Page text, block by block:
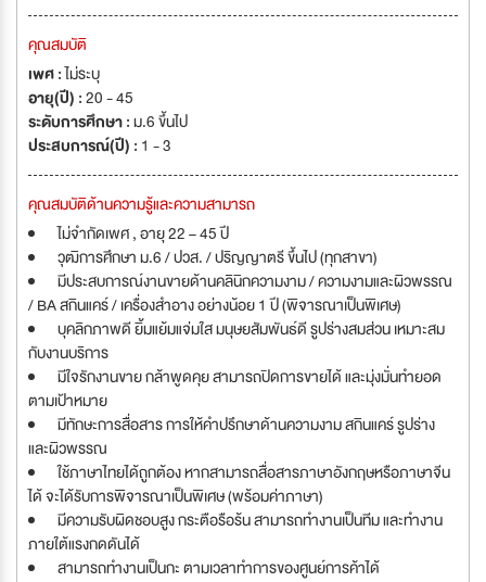
คุณสมบัติ
เพศ :ไม่ระบุ
อายุ(ปี) :20 - 45
ระดับการศึกษา :ม.6 ขึ้นไป
ประสบการณ์(ปี) : 1 - 3
คุณสมบัติด้านความรู้และความสามารถ
ไม่จำกัดเพศ , อายุ 22 – 45 ปี
วุฒิการศึกษา ม.6 / ปวส. / ปริญญาตรี ขึ้นไป (ทุกสาขา)
มีประสบการณ์งานขายด้านคลินิกความงาม / ความงามและผิวพรรณ
/ BA สกินแคร์ / เครื่องสำอาง อย่างน้อย 1 ปี (พิจารณาเป็นพิเศษ)
บุคลิกภาพดี ยิ้มแย้มแจ่มใส มนุษยสัมพันธ์ดี รูปร่างสมส่วน เหมาะสม
กับงานบริการ
มีใจรักงานขาย กล้าพูดคุย สามารถปิดการขายได้ และมุ่งมั่นทำยอด
ตามเป้าหมาย
มีทักษะการสื่อสาร การให้คำปรึกษาด้านความงาม สกินแคร์ รูปร่าง
และผิวพรรณ
ใช้ภาษาไทยได้ถูกต้อง หากสามารถสื่อสารภาษาอังกฤษหรือภาษาจีน
ได้ จะได้รับการพิจารณาเป็นพิเศษ (พร้อมค่าภาษา)
มีความรับผิดชอบสูง กระตือรือร้น สามารถทำงานเป็นทีม และทำงาน
ภายใต้แรงกดดันได้
สามารถทำงานเป็นกะ ตามเวลาทำการของศูนย์การค้าได้